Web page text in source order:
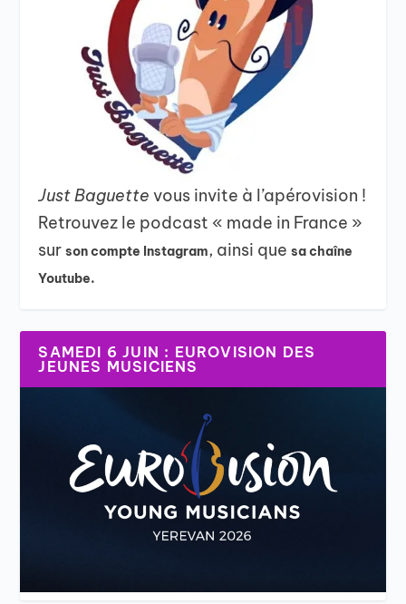
Just Baguettevous invite à l’apérovision !
Retrouvez le podcast « made in France »
surson compte Instagram, ainsi quesa chaîne
Youtube.
SAMEDI 6 JUIN : EUROVISION DES
JEUNES MUSICIENS